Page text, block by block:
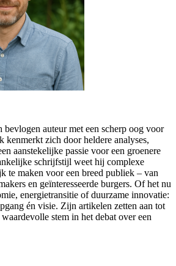
bevlogen auteur met een scherp oog voor
kenmerkt zich door heldere analyses,
aanstekelijke passie voor een groenere
schrijfstijl weet hij complexe
te maken voor een breed publiek – van
en geïnteresseerde burgers. Of het nu
energietransitie of duurzame innovatie:
én visie. Zijn artikelen zetten aan tot
stem in het debat over een